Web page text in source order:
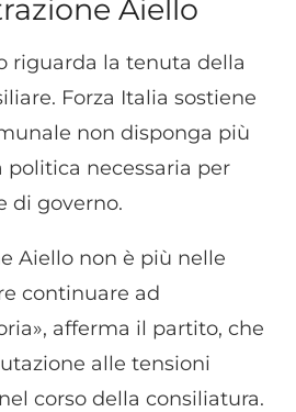
Aiello
riguarda la tenuta della
Forza Italia sostiene
non disponga più
necessaria per
di governo.
Aiello non è più nelle
continuare ad
afferma il partito, che
alle tensioni
corso della consiliatura.